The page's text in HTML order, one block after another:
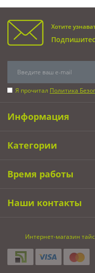
Хотите
Я прочитал Политика
Информация
Категории
Время работы
Наши контакты
Интернет-магазин